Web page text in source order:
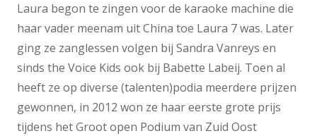
Laura begon te zingen voor de karaoke machine die
haar vader meenam uit China toe Laura 7 was. Later
ging ze zanglessen volgen bij Sandra Vanreys en
sinds the Voice Kids ook bij Babette Labeij. Toen al
heeft ze op diverse (talenten)podia meerdere prijzen
gewonnen, in 2012 won ze haar eerste grote prijs
tijdens het Groot open Podium van Zuid Oost